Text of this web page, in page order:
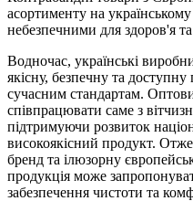
асортименту на
небезпечними для здоров'я
Водночас, українські
якісну, безпечну та
сучасним стандартам.
співпрацювати саме з
підтримуючи розвиток
високоякісний продукт.
бренд та ілюзорну
продукція може
забезпечення чистоти та